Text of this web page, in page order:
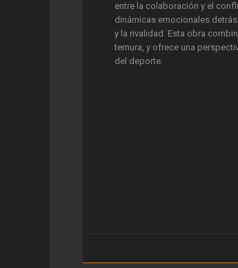
entre la colaboración y el
dinámicas emocionales
y la rivalidad. Esta obra
ternura, y ofrece una
del deporte.